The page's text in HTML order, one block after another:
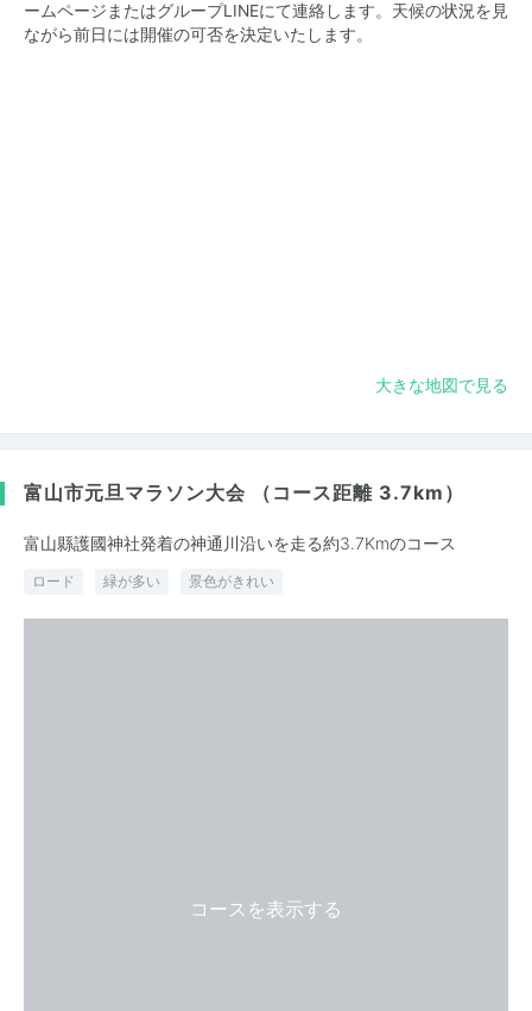
ームページまたはグループLINEにて連絡します。天候の状況を見
ながら前日には開催の可否を決定いたします。
大きな地図で見る
富山市元旦マラソン大会 （コース距離 3.7km）
富山縣護國神社発着の神通川沿いを走る約3.7Kmのコース
ロード 緑が多い 景色がきれい
コースを表示する